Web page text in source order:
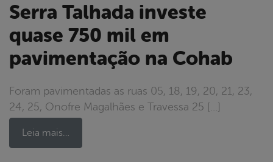
Serra Talhada investe
quase 750 mil em
pavimentação na Cohab
Foram pavimentadas as ruas 05, 18, 19, 20, 21, 23,
24, 25, Onofre Magalhães e Travessa 25 […]
Leia mais…